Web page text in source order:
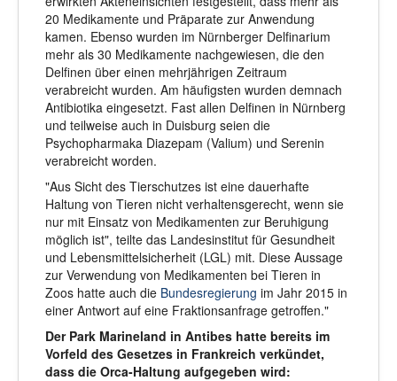
20 Medikamente und Präparate zur Anwendung
kamen. Ebenso wurden im Nürnberger Delfinarium
mehr als 30 Medikamente nachgewiesen, die den
Delfinen über einen mehrjährigen Zeitraum
verabreicht wurden. Am häufigsten wurden demnach
Antibiotika eingesetzt. Fast allen Delfinen in Nürnberg
und teilweise auch in Duisburg seien die
Psychopharmaka Diazepam (Valium) und Serenin
verabreicht worden.
"Aus Sicht des Tierschutzes ist eine dauerhafte
Haltung von Tieren nicht verhaltensgerecht, wenn sie
nur mit Einsatz von Medikamenten zur Beruhigung
möglich ist", teilte das Landesinstitut für Gesundheit
und Lebensmittelsicherheit (LGL) mit. Diese Aussage
zur Verwendung von Medikamenten bei Tieren in
Zoos hatte auch die Bundesregierung im Jahr 2015 in
einer Antwort auf eine Fraktionsanfrage getroffen."
Der Park Marineland in Antibes hatte bereits im
Vorfeld des Gesetzes in Frankreich verkündet,
dass die Orca-Haltung aufgegeben wird: